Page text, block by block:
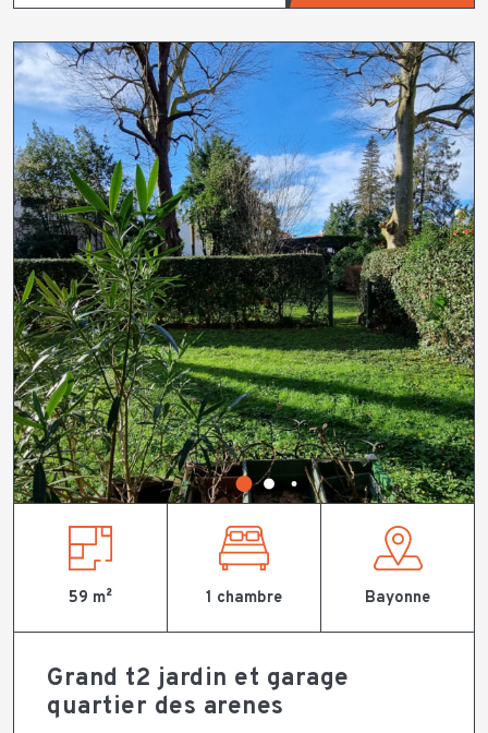
59 m² 1 chambre Bayonne
Grand t2 jardin et garage
quartier des arenes